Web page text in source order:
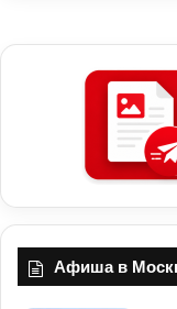
Афиша в